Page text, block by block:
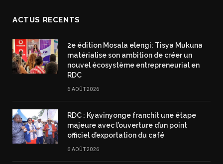
ACTUS RECENTS
2e édition Mosala elengi: Tisya Mukuna
matérialise son ambition de créer un
nouvel écosystème entrepreneurial en
RDC
6 AOÛT 2026
RDC : Kyavinyonge franchit une étape
majeure avec l’ouverture d’un point
officiel d’exportation du café
6 AOÛT 2026